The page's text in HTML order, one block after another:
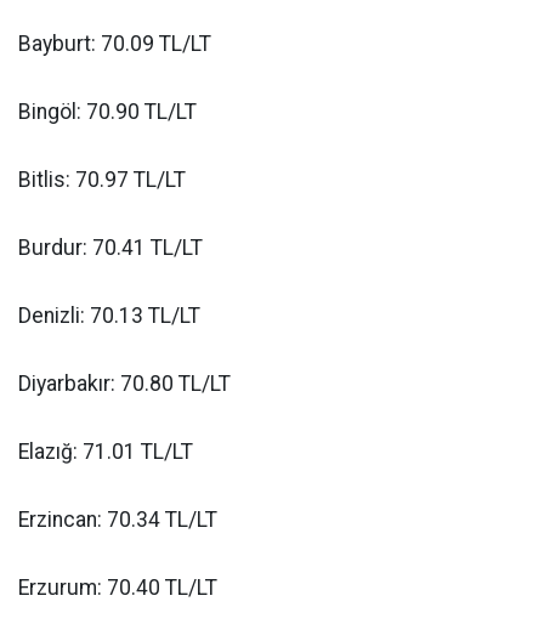
Bayburt: 70.09 TL/LT
Bingöl: 70.90 TL/LT
Bitlis: 70.97 TL/LT
Burdur: 70.41 TL/LT
Denizli: 70.13 TL/LT
Diyarbakır: 70.80 TL/LT
Elazığ: 71.01 TL/LT
Erzincan: 70.34 TL/LT
Erzurum: 70.40 TL/LT